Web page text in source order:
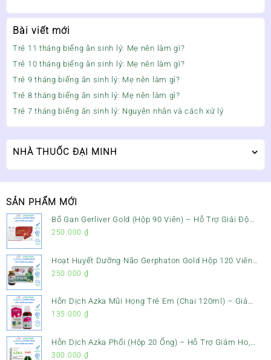
Bài viết mới
Trẻ 11 tháng biếng ăn sinh lý: Mẹ nên làm gì?
Trẻ 10 tháng biếng ăn sinh lý: Mẹ nên làm gì?
Trẻ 9 tháng biếng ăn sinh lý: Mẹ nên làm gì?
Trẻ 8 tháng biếng ăn sinh lý: Mẹ nên làm gì?
Trẻ 7 tháng biếng ăn sinh lý: Nguyên nhân và cách xử lý
NHÀ THUỐC ĐẠI MINH
SẢN PHẨM MỚI
Bổ Gan Gerliver Gold (Hộp 90 Viên) – Hỗ Trợ Giải Độc
Gan, Mát Gan & Bảo Vệ Gan
250.000 ₫
Hoạt Huyết Dưỡng Não Gerphaton Gold Hộp 120 Viên
– Giảm Đau Đầu, Hoa Mắt, Chóng Mặt & Rối Loạn Tiền
250.000 ₫
Hỗn Dịch Azka Mũi Họng Trẻ Em (Chai 120ml) – Giảm
Ho, Tiêu Đờm & Đau Rát Họng
135.000 ₫
Hỗn Dịch Azka Phổi (Hộp 20 Ống) – Hỗ Trợ Giảm Ho,
Tiêu Đờm & Bổ Phổi
300.000 ₫